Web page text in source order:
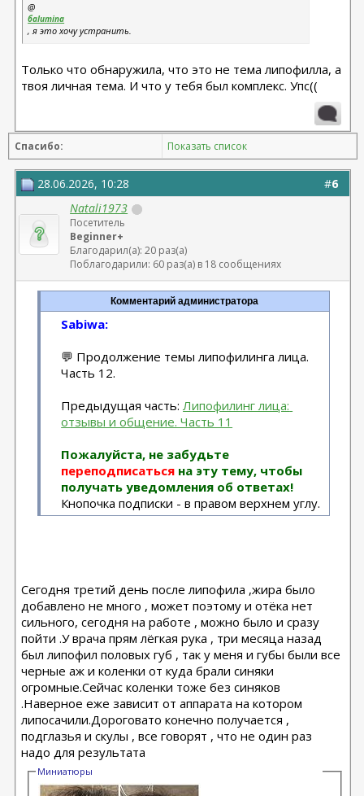
@
баluтina
, я это хочу устранить.
Только что обнаружила, что это не тема липофилла, а
твоя личная тема. И что у тебя был комплекс. Упс((
Спасибо: Показать список
#6
28.06.2026, 10:28
Natali1973
Посетитель
Beginner+
Благодарил(а): 20 раз(а)
Поблагодарили: 60 раз(а) в 18 сообщениях
Комментарий администратора
Sabiwa:
💬 Продолжение темы липофилинга лица.
Часть 12.
Предыдущая часть:Липофилинг лица:
отзывы и общение. Часть 11
Пожалуйста, не забудьте
переподписаться на эту тему, чтобы
получать уведомления об ответах!
Кнопочка подписки - в правом верхнем углу.
Сегодня третий день после липофила ,жира было
добавлено не много , может поэтому и отёка нет
сильного, сегодня на работе , можно было и сразу
пойти .У врача прям лёгкая рука , три месяца назад
был липофил половых губ , так у меня и губы были все
черные аж и коленки от куда брали синяки
огромные.Сейчас коленки тоже без синяков
.Наверное еже зависит от аппарата на котором
липосачили.Дороговато конечно получается ,
подглазья и скулы , все говорят , что не один раз
надо для результата
Миниатюры